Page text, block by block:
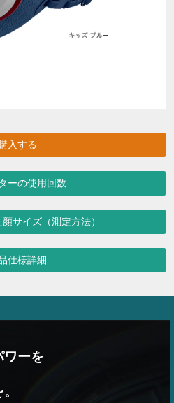
入する
ーの使用回数
サイズ（測定方法）
仕様詳細
ワーを